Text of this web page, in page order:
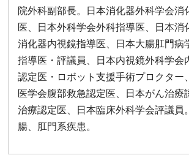
院外科副部長。日本消化器外科学会消
医、日本外科学会外科指導医、日本消
消化器内視鏡指導医、日本大腸肛門病
指導医・評議員、日本内視鏡外科学会
認定医・ロボット支援手術プロクター
医学会腹部救急認定医、日本がん治療
治療認定医、日本臨床外科学会評議員
腸、肛門系疾患。